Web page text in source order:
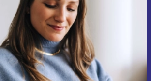
ontvang €15 korting!
Mis nooit meer een aanbieding.
Voucher aanvragen